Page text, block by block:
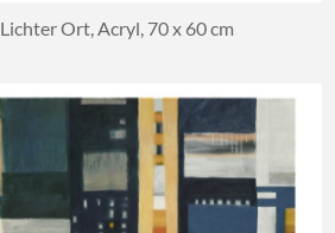
Lichter Ort, Acryl, 70 x 60 cm